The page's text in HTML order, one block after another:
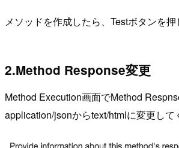
メソッドを作成したら、Testボタンを
2.Method Response変更
Method Execution画面でMethod
application/jsonからtext/htmlに変更して